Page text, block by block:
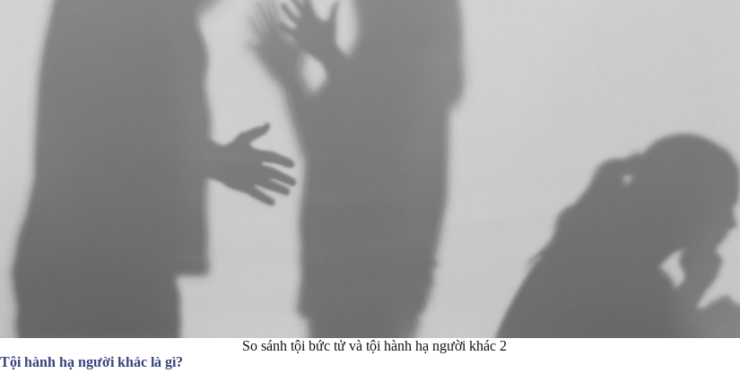
So sánh tội bức tử và tội hành hạ người khác 2
Tội hành hạ người khác là gì?